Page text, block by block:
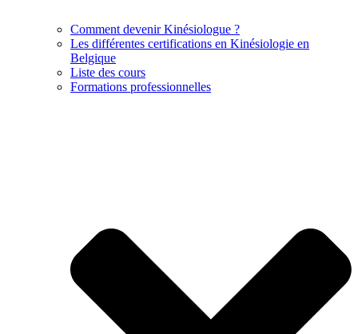
Comment devenir Kinésiologue ?
Les différentes certifications en Kinésiologie en
Belgique
Liste des cours
Formations professionnelles